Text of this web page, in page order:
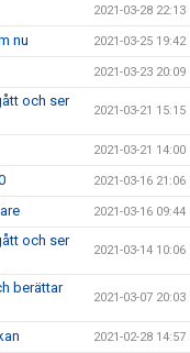
2021-03-28 22:13
nu 2021-03-25 19:42
2021-03-23 20:09
och ser
2021-03-21 15:15
2021-03-21 14:00
2021-03-16 21:06
2021-03-16 09:44
och ser
2021-03-14 10:06
berättar
2021-03-07 20:03
2021-02-28 14:57